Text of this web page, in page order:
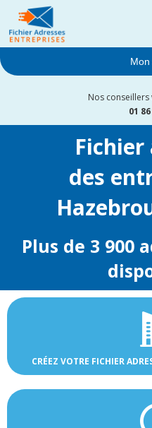
Nos
01
Fichier
des
Plus de 3 900
CRÉEZ VOTRE FICHIER